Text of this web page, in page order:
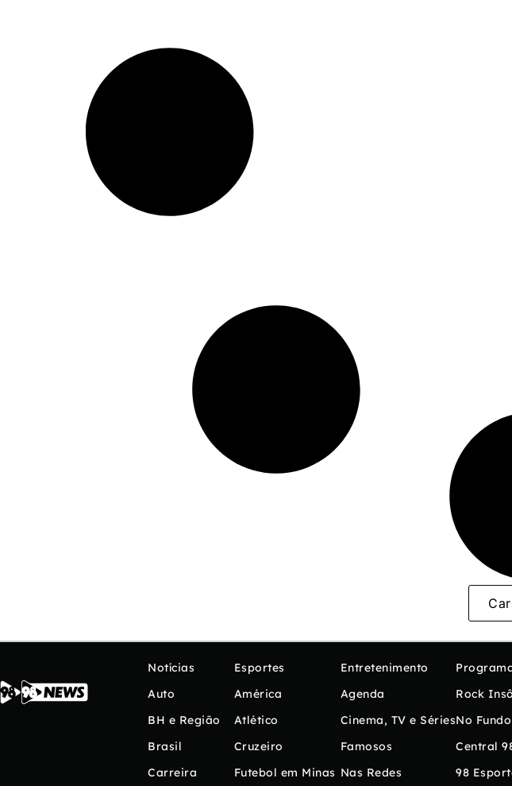
Notícias
Auto
BH e Região
Brasil
Carreira
Esportes
América
Atlético
Cruzeiro
Futebol em Minas
Entretenimento
Agenda
Cinema, TV e Séries
Famosos
Nas Redes
Rock
No
Central
98